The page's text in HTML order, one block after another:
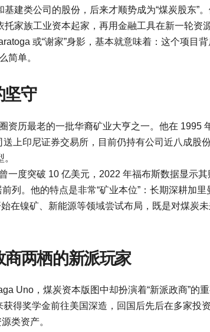
建类公司的股份，后来才顺势成为“煤炭股东”
托家族工业资本起家，再用金融工具在新一轮资
或“谢家”身影，基本就意味着：这个项目
简单。
坚守
资历最老的一批华裔矿业大亨之一。他在 1995
上印尼证券交易所，目前仍持有公司近八成股
一度突破 10 亿美元，2022 年福布斯数据显示
列。他的特点是非常“矿业本位”：长期深耕加
在镍矿、新能源等领域尝试布局，既是对煤炭
两栖的新派玩家
Uno，煤炭资本版图中却扮演着“新派政商”的
得奖学金前往美国深造，回国后先后在多家投
类资产。